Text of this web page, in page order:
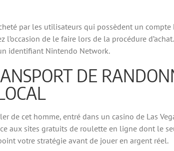
par les utilisateurs qui possèdent un
l’occasion de le faire lors de la procédure
identifiant Nintendo Network.
DE
de cet homme, entré dans un casino de Las
aux sites gratuits de roulette en ligne dont le
votre stratégie avant de jouer en argent réel.